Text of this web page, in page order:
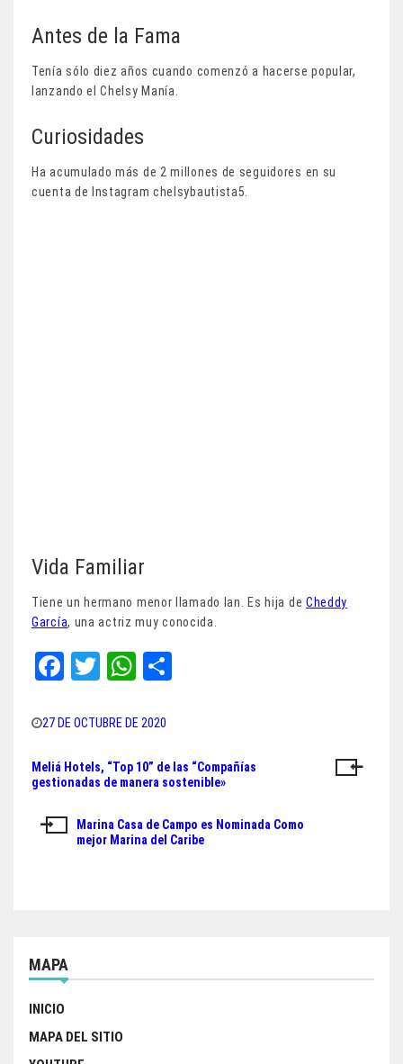
Antes de la Fama
Tenía sólo diez años cuando comenzó a hacerse popular,
lanzando el Chelsy Manía.
Curiosidades
Ha acumulado más de 2 millones de seguidores en su
cuenta de Instagram chelsybautista5.
Vida Familiar
Tiene un hermano menor llamado Ian. Es hija de Cheddy
García, una actriz muy conocida.
Fa
bo
ok
T
tt
er
W
ts
A
pp
27 DE OCTUBRE DE 2020
Navegación
entradas
Meliá Hotels, “Top 10” de las “Compañías
gestionadas de manera sostenible»
Marina Casa de Campo es Nominada Como
mejor Marina del Caribe
MAPA
INICIO
MAPA DEL SITIO